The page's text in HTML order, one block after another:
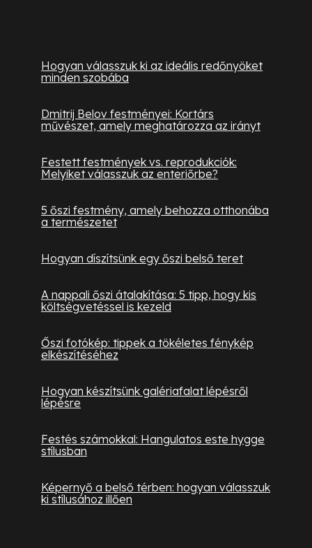
Hogyan válasszuk ki az ideális redőnyöket
minden szobába
Dmitrij Belov festményei: Kortárs
művészet, amely meghatározza az irányt
Festett festmények vs. reprodukciók:
Melyiket válasszuk az enteriőrbe?
5 őszi festmény, amely behozza otthonába
a természetet
Hogyan díszítsünk egy őszi belső teret
A nappali őszi átalakítása: 5 tipp, hogy kis
költségvetéssel is kezeld
Őszi fotókép: tippek a tökéletes fénykép
elkészítéséhez
Hogyan készítsünk galériafalat lépésről
lépésre
Festés számokkal: Hangulatos este hygge
stílusban
Képernyő a belső térben: hogyan válasszuk
ki stílusához illően